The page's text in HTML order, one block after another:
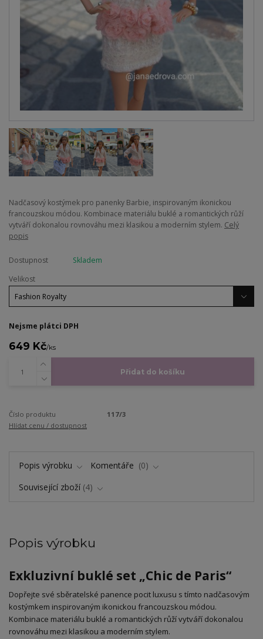
Nadčasový kostýmek pro panenky Barbie, inspirovaným ikonickou
francouzskou módou. Kombinace materiálu buklé a romantických růží
vytváří dokonalou rovnováhu mezi klasikou a moderním stylem. Celý
popis
Dostupnost
Skladem
Velikost
Nejsme plátci DPH
649 Kč/ks
Přidat do košíku
Číslo produktu
117/3
Hlídat cenu / dostupnost
Popis výrobku Komentáře
0
Související zboží 4
Popis výrobku
Exkluzivní buklé set „Chic de Paris“
​Dopřejte své sběratelské panence pocit luxusu s tímto nadčasovým
kostýmkem inspirovaným ikonickou francouzskou módou.
Kombinace materiálu buklé a romantických růží vytváří dokonalou
rovnováhu mezi klasikou a moderním stylem.